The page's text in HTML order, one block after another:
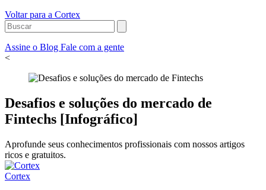
Voltar para a Cortex
Assine o Blog Fale com a gente
<
Desafios e soluções do mercado de
Fintechs [Infográfico]
Aprofunde seus conhecimentos profissionais com nossos artigos
ricos e gratuitos.
Cortex